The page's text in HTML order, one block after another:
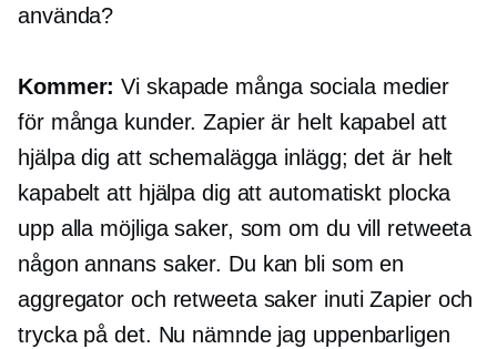
använda?
Kommer: Vi skapade många sociala medier
för många kunder. Zapier är helt kapabel att
hjälpa dig att schemalägga inlägg; det är helt
kapabelt att hjälpa dig att automatiskt plocka
upp alla möjliga saker, som om du vill retweeta
någon annans saker. Du kan bli som en
aggregator och retweeta saker inuti Zapier och
trycka på det. Nu nämnde jag uppenbarligen